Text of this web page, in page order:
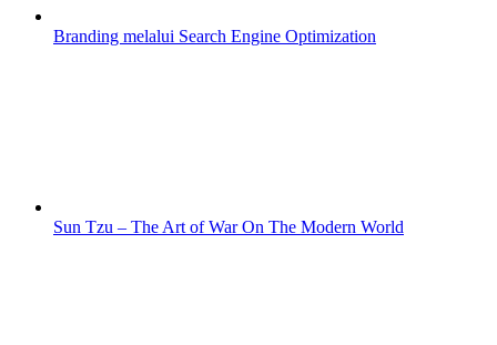
Branding melalui Search Engine Optimization
Sun Tzu – The Art of War On The Modern World